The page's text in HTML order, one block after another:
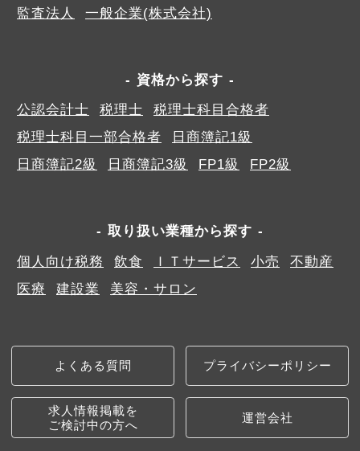
監査法人
一般企業(株式会社)
資格から探す
公認会計士
税理士
税理士科目合格者
税理士科目一部合格者
日商簿記1級
日商簿記2級
日商簿記3級 FP1級 FP2級
取り扱い業種から探す
個人向け税務
飲食 ＩＴサービス 小売
不動産
医療
建設業 美容・サロン
よくある質問 プライバシーポリシー
求人情報掲載を
ご検討中の方へ
運営会社